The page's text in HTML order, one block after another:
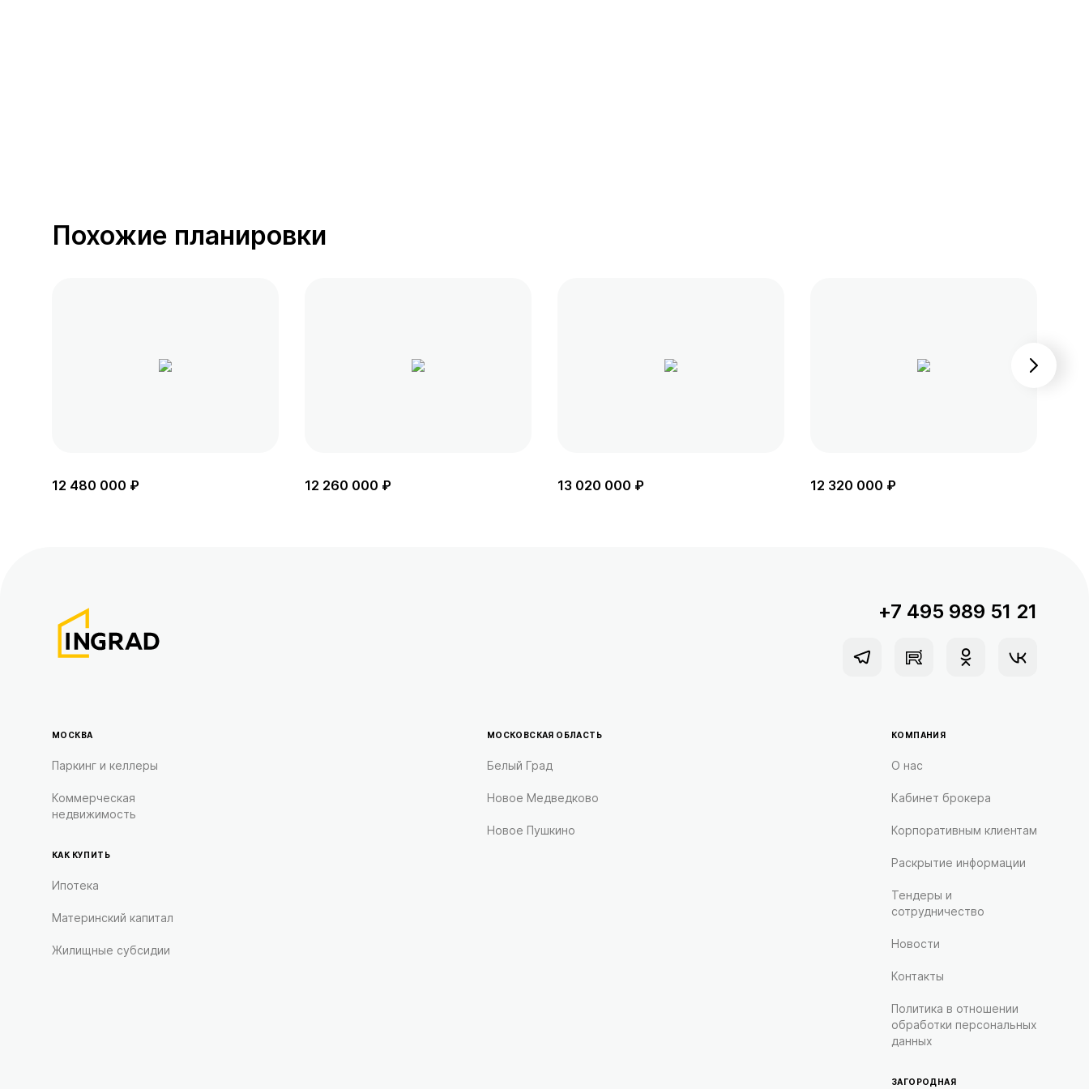
Похожие планировки
12 480 000 ₽ 12 260 000 ₽ 13 020 000 ₽ 12 320 000 ₽
+7 495 989 51 21
МОСКВА
Паркинг и келлеры
Коммерческая
недвижимость
КАК КУПИТЬ
Ипотека
Материнский капитал
Жилищные субсидии
МОСКОВСКАЯ ОБЛАСТЬ
Белый Град
Новое Медведково
Новое Пушкино
КОМПАНИЯ
О нас
Кабинет брокера
Корпоративным клиентам
Раскрытие информации
Тендеры и
сотрудничество
Новости
Контакты
Политика в отношении
обработки персональных
данных
ЗАГОРОДНАЯ